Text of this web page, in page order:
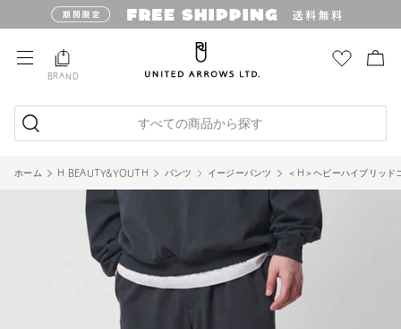
BRAND
すべての商品から探す
ホーム H BEAUTY&YOUTH パンツ イージーパンツ ＜H＞ヘビーハイブリッド